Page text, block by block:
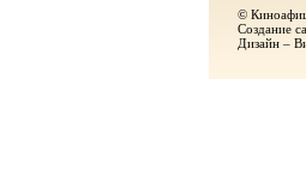
©
Создание
Дизайн –